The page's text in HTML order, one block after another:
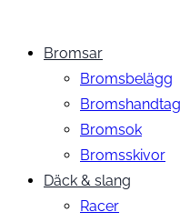
Bromsar
Bromsbelägg
Bromshandtag
Bromsok
Bromsskivor
Däck & slang
Racer